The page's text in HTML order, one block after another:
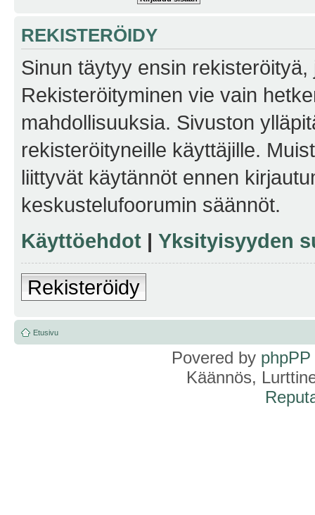
REKISTERÖIDY
Sinun täytyy ensin
Rekisteröityminen vie vain
mahdollisuuksia. Sivuston
rekisteröityneille käyttäjille.
liittyvät käytännöt ennen
keskustelufoorumin säännöt.
Käyttöehdot | Yksityisyyden
Rekisteröidy
Etusivu
Povered by phpPP
Käännös,